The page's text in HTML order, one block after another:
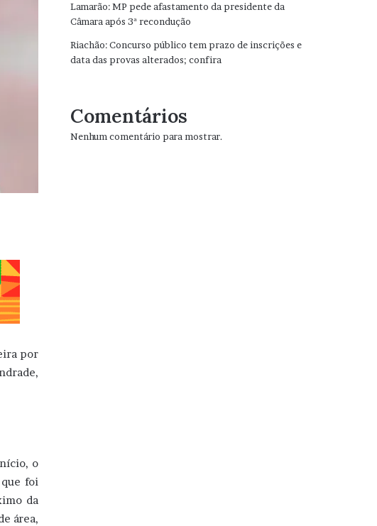
por
o
foi
da
área,
Lamarão: MP pede afastamento da presidente da
Câmara após 3ª recondução
Riachão: Concurso público tem prazo de inscrições e
data das provas alterados; confira
Comentários
Nenhum comentário para mostrar.